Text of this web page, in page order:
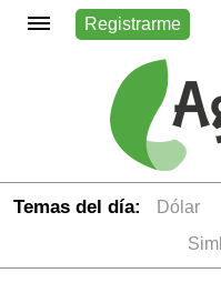
Registrarme
Temas del día: dólar